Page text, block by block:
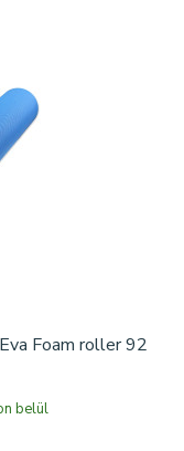
Foam roller 92
belül